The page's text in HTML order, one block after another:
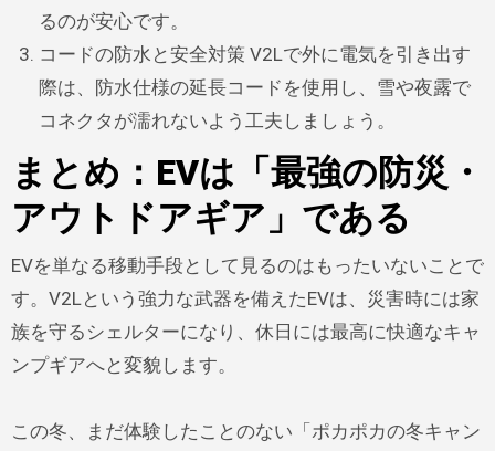
るのが安心です。
コードの防水と安全対策 V2Lで外に電気を引き出す
際は、防水仕様の延長コードを使用し、雪や夜露で
コネクタが濡れないよう工夫しましょう。
まとめ：EVは「最強の防災・
アウトドアギア」である
EVを単なる移動手段として見るのはもったいないことで
す。V2Lという強力な武器を備えたEVは、災害時には家
族を守るシェルターになり、休日には最高に快適なキャ
ンプギアへと変貌します。
この冬、まだ体験したことのない「ポカポカの冬キャン